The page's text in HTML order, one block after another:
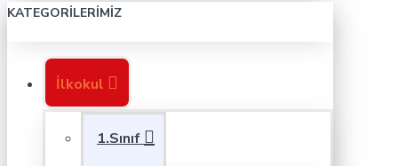
KATEGORILERIMIZ
İlkokul
1.Sınıf